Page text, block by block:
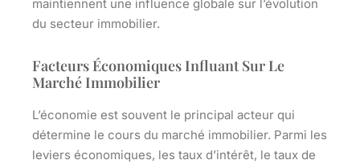
maintiennent une influence globale sur l’évolution
du secteur immobilier.
Facteurs Économiques Influant Sur Le
Marché Immobilier
L’économie est souvent le principal acteur qui
détermine le cours du marché immobilier. Parmi les
leviers économiques, les taux d’intérêt, le taux de